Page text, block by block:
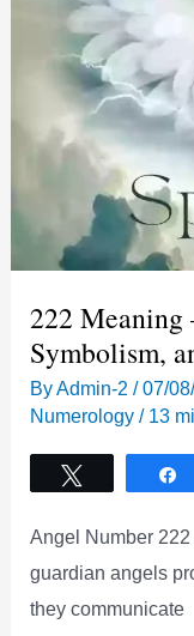
222 Meaning
Symbolism,
ByAdmin-2/07/
Numerology / 13
Angel Number
guardian angels
they communicate